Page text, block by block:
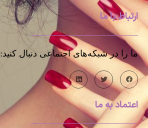
ارتباط با ما
ما را در شبکه‌های اجتماعی دنبال کنید:
اعتماد به ما